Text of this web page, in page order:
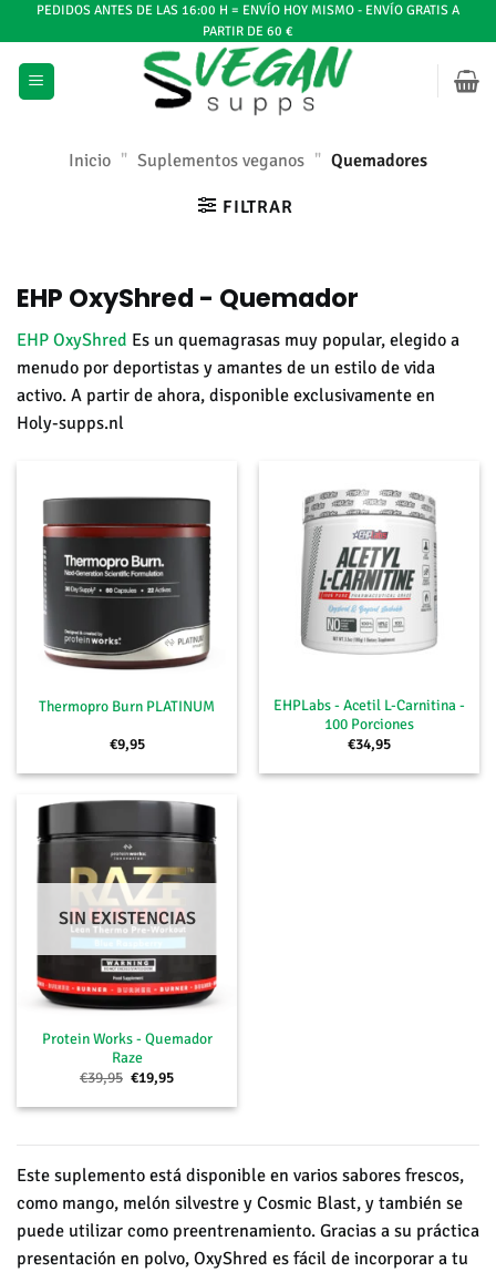
al
contenido
PEDIDOS ANTES DE LAS 16:00 H = ENVÍO HOY MISMO - ENVÍO GRATIS A
PARTIR DE 60 €
Inicio " Suplementos veganos " Quemadores
FILTRAR
EHP OxyShred - Quemador
EHP OxyShred Es un quemagrasas muy popular, elegido a
menudo por deportistas y amantes de un estilo de vida
activo. A partir de ahora, disponible exclusivamente en
Holy-supps.nl
Thermopro Burn PLATINUM
€9,95
EHPLabs - Acetil L-Carnitina -
100 Porciones
€34,95
SIN EXISTENCIAS
Protein Works - Quemador
Raze
€39,95 El
precio
original
€19,95El
actual
Este suplemento está disponible en varios sabores frescos,
como mango, melón silvestre y Cosmic Blast, y también se
puede utilizar como preentrenamiento. Gracias a su práctica
presentación en polvo, OxyShred es fácil de incorporar a tu